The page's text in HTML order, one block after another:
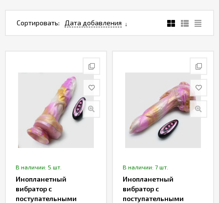
Контакты
Сортировать: Дата добавления
В наличии: 5 шт.
Инопланетный
вибратор с
поступательными
В наличии: 7 шт.
Инопланетный
вибратор с
поступательными